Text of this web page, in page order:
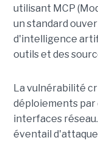
utilisant MCP
un standard
d'intelligence
outils et des
La vulnérabilité
déploiements par
interfaces
éventail